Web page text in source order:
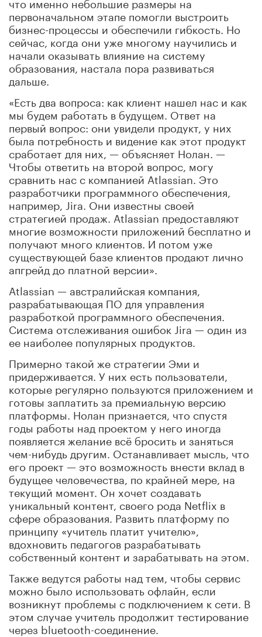
первоначальном этапе помогли выстроить
бизнес-процессы и обеспечили гибкость. Но
сейчас, когда они уже многому научились и
начали оказывать влияние на систему
образования, настала пора развиваться
дальше.
«Есть два вопроса: как клиент нашел нас и как
мы будем работать в будущем. Ответ на
первый вопрос: они увидели продукт, у них
была потребность и видение как этот продукт
сработает для них, — объясняет Нолан. —
Чтобы ответить на второй вопрос, могу
сравнить нас с компанией Atlassian. Это
разработчики программного обеспечения,
например, Jira. Они известны своей
стратегией продаж. Atlassian предоставляют
многие возможности приложений бесплатно и
получают много клиентов. И потом уже
существующей базе клиентов продают лично
апгрейд до платной версии».
Atlassian — австралийская компания,
разрабатывающая ПО для управления
разработкой программного обеспечения.
Система отслеживания ошибок Jira — один из
ее наиболее популярных продуктов.
Примерно такой же стратегии Эми и
придерживается. У них есть пользователи,
которые регулярно пользуются приложением и
готовы заплатить за премиальную версию
платформы. Нолан признается, что спустя
годы работы над проектом у него иногда
появляется желание всё бросить и заняться
чем-нибудь другим. Останавливает мысль, что
его проект — это возможность внести вклад в
будущее человечества, по крайней мере, на
текущий момент. Он хочет создавать
уникальный контент, своего рода Netflix в
сфере образования. Развить платформу по
принципу «учитель платит учителю»,
вдохновить педагогов разрабатывать
собственный контент и зарабатывать на этом.
Также ведутся работы над тем, чтобы сервис
можно было использовать офлайн, если
возникнут проблемы с подключением к сети. В
этом случае учитель продолжит тестирование
через bluetooth-соединение.